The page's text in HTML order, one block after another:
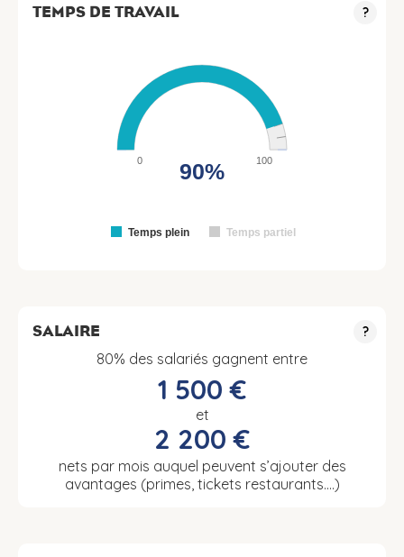
TEMPS DE TRAVAIL ?
Temps plein Temps partiel
0 100
90%
SALAIRE ?
80% des salariés gagnent entre
1 500 €
et
2 200 €
nets par mois auquel peuvent s’ajouter des
avantages (primes, tickets restaurants….)